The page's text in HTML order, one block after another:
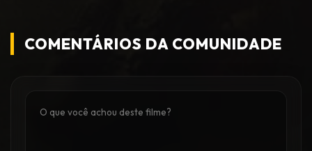
COMENTÁRIOS DA COMUNIDADE